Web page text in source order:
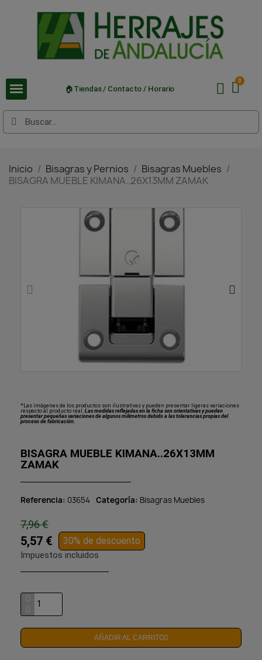
🏠Tiendas / Contacto / Horario
Inicio Bisagras y Pernios
Bisagras Muebles
BISAGRA MUEBLE KIMANA..26X13MM ZAMAK
*Las imágenes de los productos son ilustrativas y pueden presentar ligeras variaciones
respecto al producto real. Las medidas reflejadas en la ficha son orientativas y pueden
presentar pequeñas variaciones de algunos milímetros debido a las tolerancias propias del
proceso de fabricación.
BISAGRA MUEBLE KIMANA..26X13MM
ZAMAK
Referencia 03654 Categoría Bisagras Muebles
7,96 €
5,57 € 30% de descuento
Impuestos incluidos
AÑADIR AL CARRITO